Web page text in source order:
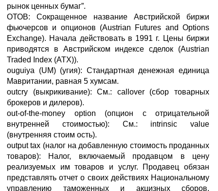
рынок ценных бумаг”.
ОТОВ: Сокращенное название Австрийской биржи
фьючерсов и опционов (Austrian Futures and Options
Exchange). Начала действовать в 1991 г. Цены биржи
приводятся в Австрийском индексе сделок (Austrian
Traded Index (ATX)).
ouguiya (UM) (угия): Стандартная денежная единица
Мавритании, равная 5 хумсам.
outcry (выкрикивание): См.: callover (сбор товарных
брокеров и дилеров).
out-of-the-money option (опцион с отрицательной
внутренней стоимостью): См.: intrinsic value
(внутренняя стоим ость).
output tax (налог на добавленную стоимость проданных
товаров): Налог, включаемый продавцом в цену
реализуемых им товаров и услуг. Продавец обязан
представлять отчет о своих действиях Национальному
управлению таможенных и акцизных сборов,